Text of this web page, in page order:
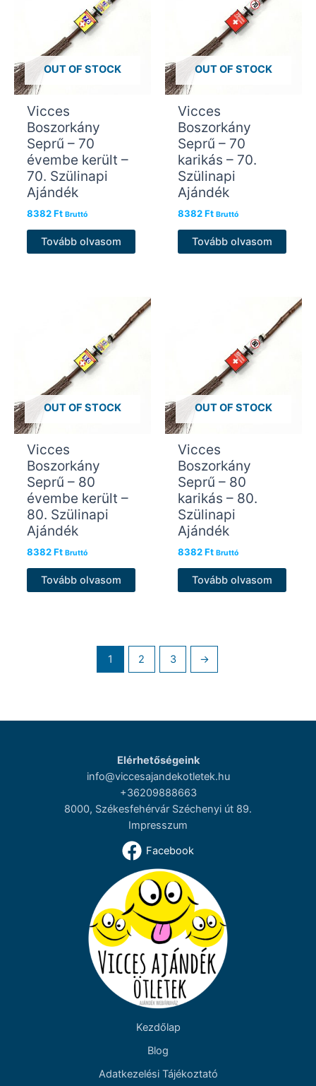
OUT OF STOCK
Vicces
Boszorkány
Seprű – 70
évembe került –
70. Szülinapi
Ajándék
8382Ft Bruttó
Tovább olvasom
OUT OF STOCK
Vicces
Boszorkány
Seprű – 70
karikás – 70.
Szülinapi
Ajándék
8382Ft Bruttó
Tovább olvasom
OUT OF STOCK
Vicces
Boszorkány
Seprű – 80
évembe került –
80. Szülinapi
Ajándék
8382Ft Bruttó
Tovább olvasom
OUT OF STOCK
Vicces
Boszorkány
Seprű – 80
karikás – 80.
Szülinapi
Ajándék
8382Ft Bruttó
Tovább olvasom
1 2 3 →
Elérhetőségeink
info@viccesajandekotletek.hu
+36209888663
8000, Székesfehérvár Széchenyi út 89.
Impresszum
Facebook
Kezdőlap
Blog
Adatkezelési Tájékoztató